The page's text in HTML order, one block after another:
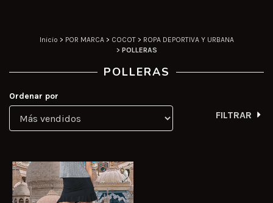
Inicio > POR MARCA > COCOT > ROPA DEPORTIVA Y URBANA
> POLLERAS
POLLERAS
Ordenar por
FILTRAR